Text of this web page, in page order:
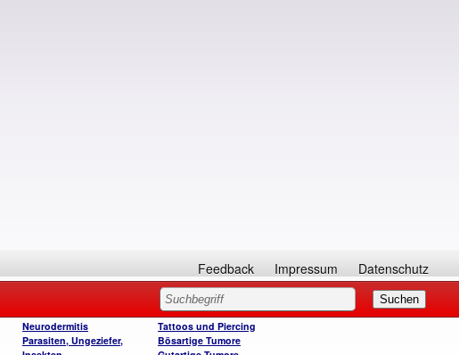
Feedback Impressum Datenschutz
Neurodermitis
Parasiten, Ungeziefer,
Tattoos und Piercing
Bösartige Tumore